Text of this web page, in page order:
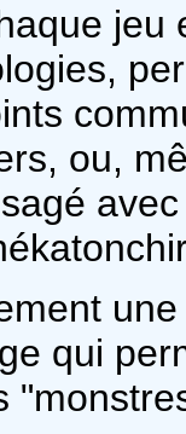
ou,
qui